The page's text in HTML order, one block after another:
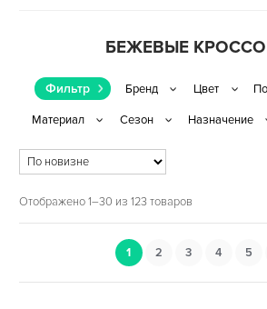
БЕЖЕВЫЕ
Фильтр
Отображено 1–30 из 123 товаров
1 2 3 4 5